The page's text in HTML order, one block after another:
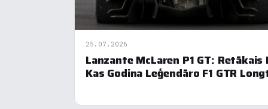
25.07.2026
Lanzante McLaren P1 GT: Retākais
Kas Godina Leģendāro F1 GTR
▶
▶